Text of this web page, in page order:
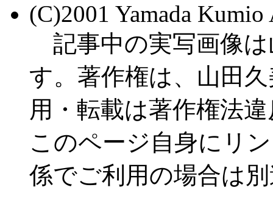
(C)2001 Yamada
記事中の実写画像
す。著作権は、山田
用・転載は著作権法
このページ自身にリ
係でご利用の場合は